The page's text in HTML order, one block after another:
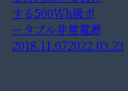
する500Wh級ポ
ータブル非常電源
2018.11.072022.03.23